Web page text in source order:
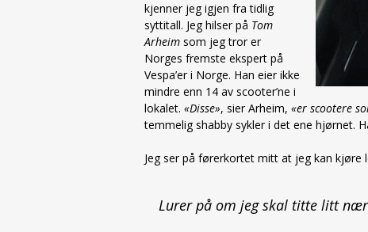
kjenner jeg igjen fra tidlig
syttitall. Jeg hilser på Tom
Arheim som jeg tror er
Norges fremste ekspert på
Vespa’er i Norge. Han eier ikke
mindre enn 14 av scooter’ne i
lokalet. «Disse», sier Arheim, «er scootere
temmelig shabby sykler i det ene hjørnet.
Jeg ser på førerkortet mitt at jeg kan kjøre
Lurer på om jeg skal titte litt